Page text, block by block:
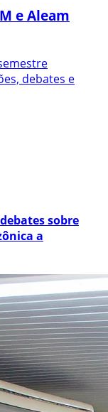
e Aleam
debates e
sobre
a